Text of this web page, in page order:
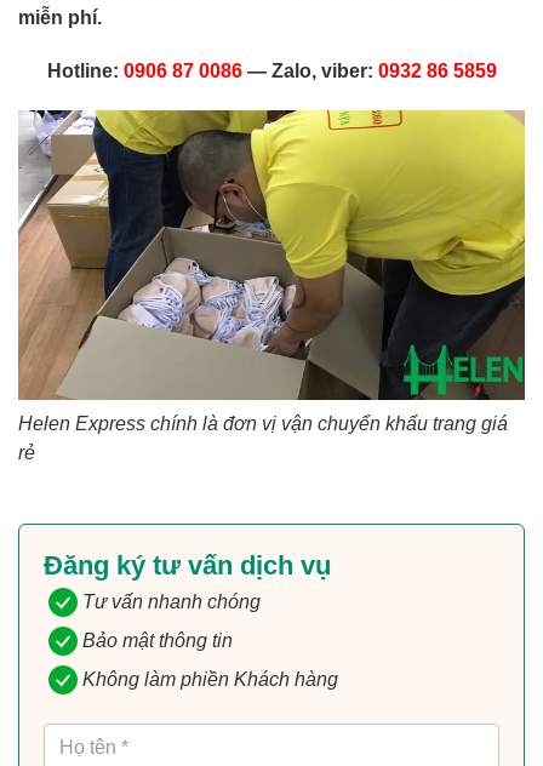
miễn phí.
Hotline: 0906 87 0086— Zalo, viber: 0932 86 5859
Helen Express chính là đơn vị vận chuyển khẩu trang giá
rẻ
Đăng ký tư vấn dịch vụ
Tư vấn nhanh chóng
Bảo mật thông tin
Không làm phiền Khách hàng